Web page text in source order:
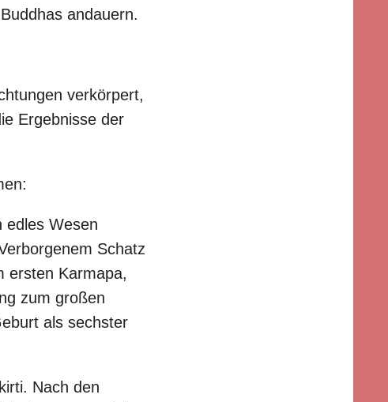
andauern.
verkörpert,
Ergebnisse der
edles Wesen
Schatz
ersten Karmapa,
zum großen
als sechster
Nach den